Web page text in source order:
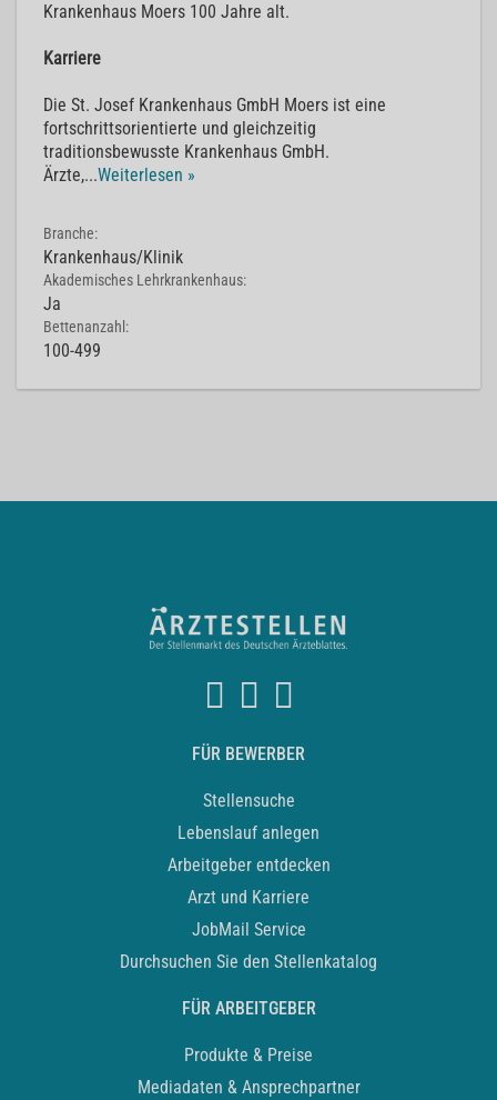
Krankenhaus Moers 100 Jahre alt.
Karriere
Die St. Josef Krankenhaus GmbH Moers ist eine
fortschrittsorientierte und gleichzeitig
traditionsbewusste Krankenhaus GmbH.
Ärzte,...Weiterlesen »
Branche:
Krankenhaus/Klinik
Akademisches Lehrkrankenhaus:
Ja
Bettenanzahl:
100-499
FÜR BEWERBER
Stellensuche
Lebenslauf anlegen
Arbeitgeber entdecken
Arzt und Karriere
JobMail Service
Durchsuchen Sie den Stellenkatalog
FÜR ARBEITGEBER
Produkte & Preise
Mediadaten & Ansprechpartner